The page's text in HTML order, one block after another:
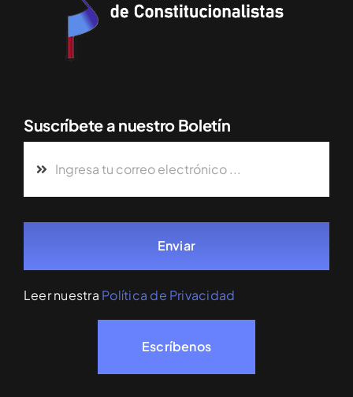
Suscríbete a nuestro Boletín
Enviar
Leer nuestra Política de Privacidad
Escríbenos